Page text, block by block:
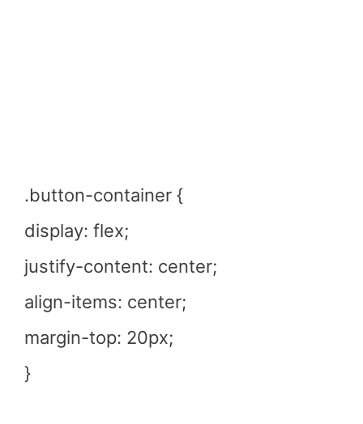
.button-container {
display: flex;
justify-content: center;
align-items: center;
margin-top: 20px;
}